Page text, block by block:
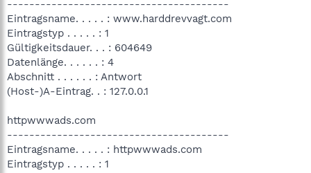
----------------------------------------
Eintragsname. . . . . : www.harddrevvagt.com
Eintragstyp . . . . . : 1
Gültigkeitsdauer. . . : 604649
Datenlänge. . . . . . : 4
Abschnitt . . . . . . : Antwort
(Host-)A-Eintrag. . : 127.0.0.1
httpwwwads.com
----------------------------------------
Eintragsname. . . . . : httpwwwads.com
Eintragstyp . . . . . : 1